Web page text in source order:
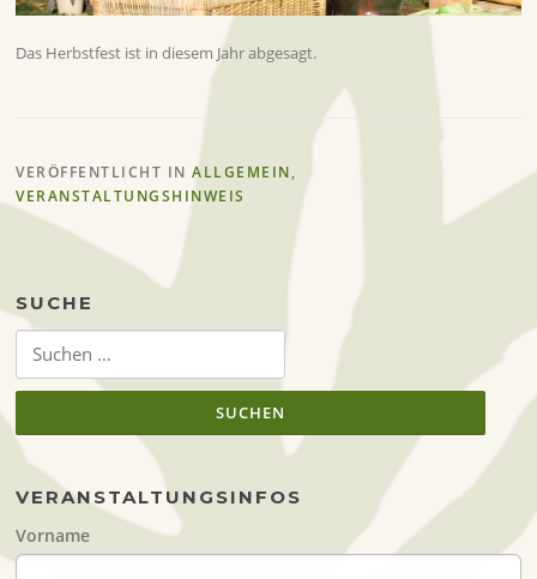
Das Herbstfest ist in diesem Jahr abgesagt.
VERÖFFENTLICHT INALLGEMEIN,
VERANSTALTUNGSHINWEIS
SUCHE
Suchen
nach:
VERANSTALTUNGSINFOS
Vorname